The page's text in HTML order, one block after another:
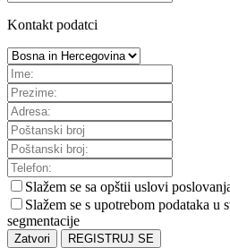
Kontakt podatci
Slažem se sa opštii uslovi
Slažem se s upotrebom podataka u
segmentacije
Zatvori REGISTRUJ SE